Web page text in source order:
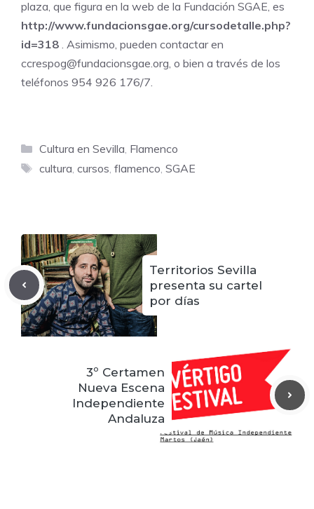
plaza, que figura en la web de la Fundación SGAE, es
http://www.fundacionsgae.org/cursodetalle.php?
id=318 . Asimismo, pueden contactar en
ccrespog@fundacionsgae.org, o bien a través de los
teléfonos 954 926 176/7.
Categorías
Cultura en Sevilla Flamenco
Etiquetas
cultura cursos flamenco SGAE
Territorios Sevilla
presenta su cartel
por días
3º Certamen
Nueva Escena
Independiente
Andaluza